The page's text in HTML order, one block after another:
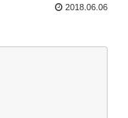
2018.06.06